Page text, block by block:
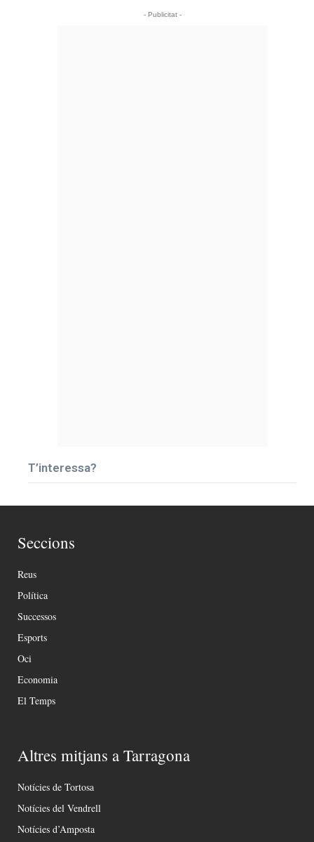
- Publicitat -
T’interessa?
Seccions
Reus
Política
Successos
Esports
Oci
Economia
El Temps
Altres mitjans a Tarragona
Notícies de Tortosa
Notícies del Vendrell
Notícies d’Amposta